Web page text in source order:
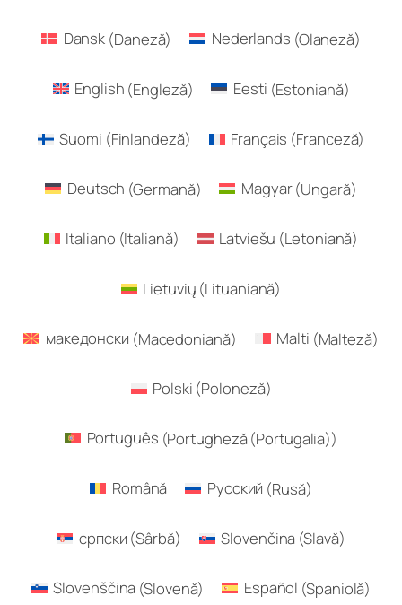
Dansk (Daneză) Nederlands (Olaneză)
English (Engleză) Eesti (Estoniană)
Suomi (Finlandeză) Français (Franceză)
Deutsch (Germană) Magyar(Ungară)
Italiano (Italiană) Latviešu (Letoniană)
Lietuvių (Lituaniană)
македонски (Macedoniană) Malti (Malteză)
Polski (Poloneză)
Português (Portugheză (Portugalia))
Română Русский (Rusă)
српски (Sârbă) Slovenčina (Slavă)
Slovenščina (Slovenă) Español (Spaniolă)